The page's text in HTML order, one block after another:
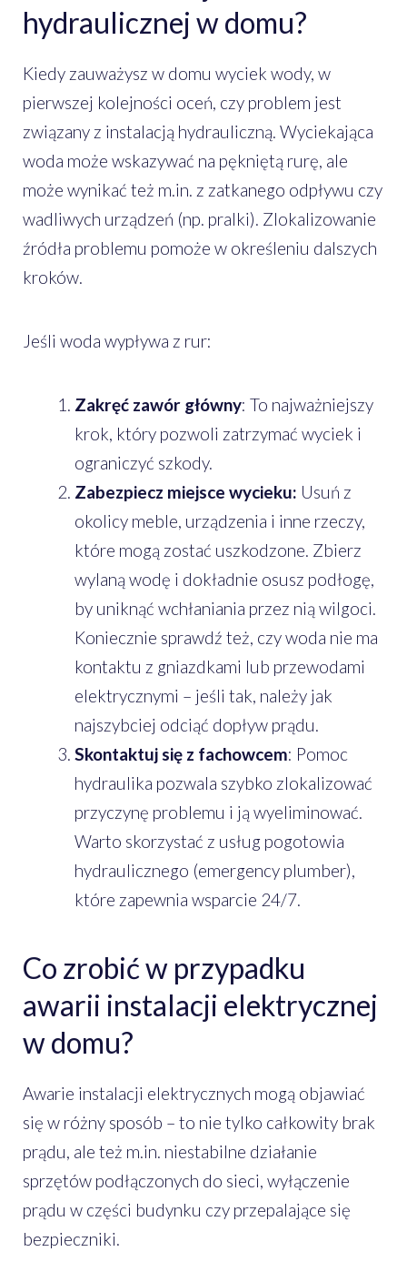
hydraulicznej w domu?
Kiedy zauważysz w domu wyciek wody, w
pierwszej kolejności oceń, czy problem jest
związany z instalacją hydrauliczną. Wyciekająca
woda może wskazywać na pękniętą rurę, ale
może wynikać też m.in. z zatkanego odpływu czy
wadliwych urządzeń (np. pralki). Zlokalizowanie
źródła problemu pomoże w określeniu dalszych
kroków.
Jeśli woda wypływa z rur:
Zakręć zawór główny: To najważniejszy
krok, który pozwoli zatrzymać wyciek i
ograniczyć szkody.
Zabezpiecz miejsce wycieku: Usuń z
okolicy meble, urządzenia i inne rzeczy,
które mogą zostać uszkodzone. Zbierz
wylaną wodę i dokładnie osusz podłogę,
by uniknąć wchłaniania przez nią wilgoci.
Koniecznie sprawdź też, czy woda nie ma
kontaktu z gniazdkami lub przewodami
elektrycznymi – jeśli tak, należy jak
najszybciej odciąć dopływ prądu.
Skontaktuj się z fachowcem: Pomoc
hydraulika pozwala szybko zlokalizować
przyczynę problemu i ją wyeliminować.
Warto skorzystać z usług pogotowia
hydraulicznego (emergency plumber),
które zapewnia wsparcie 24/7.
Co zrobić w przypadku
awarii instalacji elektrycznej
w domu?
Awarie instalacji elektrycznych mogą objawiać
się w różny sposób – to nie tylko całkowity brak
prądu, ale też m.in. niestabilne działanie
sprzętów podłączonych do sieci, wyłączenie
prądu w części budynku czy przepalające się
bezpieczniki.